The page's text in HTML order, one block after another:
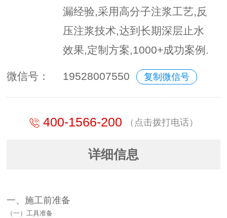
漏经验,采用高分子注浆工艺,反
压注浆技术,达到长期深层止水
效果,定制方案,1000+成功案例.
微信号： 19528007550 复制微信号
400-1566-200 （点击拨打电话）
详细信息
一、施工前准备​
（一）工具准备​